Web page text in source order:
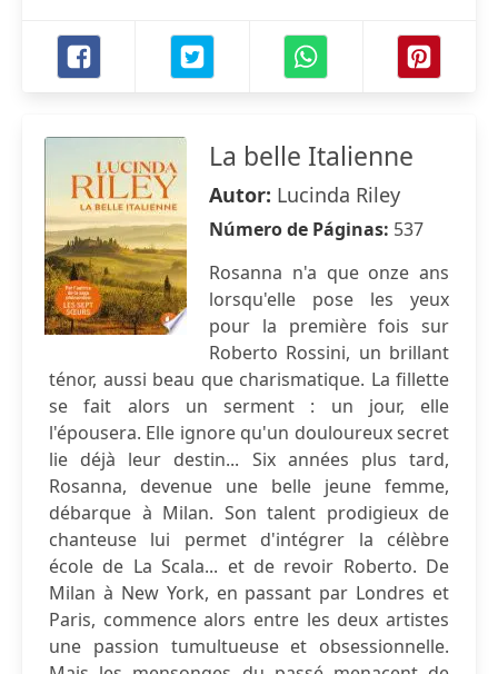
La belle Italienne
Autor: Lucinda Riley
Número de Páginas: 537
Rosanna n'a que onze ans
lorsqu'elle pose les yeux
pour la première fois sur
Roberto Rossini, un brillant
ténor, aussi beau que charismatique. La fillette
se fait alors un serment : un jour, elle
l'épousera. Elle ignore qu'un douloureux secret
lie déjà leur destin... Six années plus tard,
Rosanna, devenue une belle jeune femme,
débarque à Milan. Son talent prodigieux de
chanteuse lui permet d'intégrer la célèbre
école de La Scala... et de revoir Roberto. De
Milan à New York, en passant par Londres et
Paris, commence alors entre les deux artistes
une passion tumultueuse et obsessionnelle.